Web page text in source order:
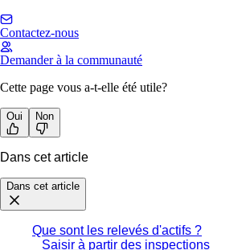
Contactez-nous
Demander à la communauté
Cette page vous a-t-elle été utile?
Oui Non
Dans cet article
Dans cet article
Que sont les relevés d'actifs ?
Saisir à partir des inspections